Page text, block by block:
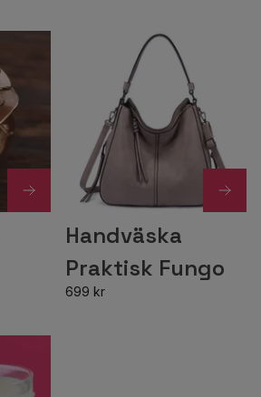
Handväska
Praktisk Fungo
699 kr